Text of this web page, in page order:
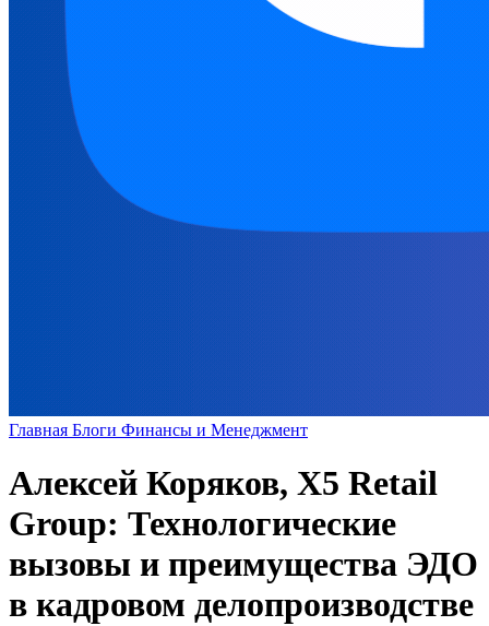
Главная Блоги Финансы и Менеджмент
Алексей Коряков, X5 Retail
Group: Технологические
вызовы и преимущества ЭДО
в кадровом делопроизводстве